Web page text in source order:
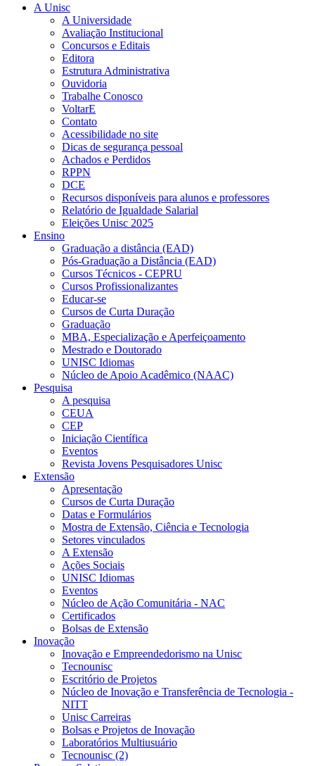
A Unisc
A Universidade
Avaliação Institucional
Concursos e Editais
Editora
Estrutura Administrativa
Ouvidoria
Trabalhe Conosco
VoltarE
Contato
Acessibilidade no site
Dicas de segurança pessoal
Achados e Perdidos
RPPN
DCE
Recursos disponíveis para alunos e professores
Relatório de Igualdade Salarial
Eleições Unisc 2025
Ensino
Graduação a distância (EAD)
Pós-Graduação a Distância (EAD)
Cursos Técnicos - CEPRU
Cursos Profissionalizantes
Educar-se
Cursos de Curta Duração
Graduação
MBA, Especialização e Aperfeiçoamento
Mestrado e Doutorado
UNISC Idiomas
Núcleo de Apoio Acadêmico (NAAC)
Pesquisa
A pesquisa
CEUA
CEP
Iniciação Científica
Eventos
Revista Jovens Pesquisadores Unisc
Extensão
Apresentação
Cursos de Curta Duração
Datas e Formulários
Mostra de Extensão, Ciência e Tecnologia
Setores vinculados
A Extensão
Ações Sociais
UNISC Idiomas
Eventos
Núcleo de Ação Comunitária - NAC
Certificados
Bolsas de Extensão
Inovação
Inovação e Empreendedorismo na Unisc
Tecnounisc
Escritório de Projetos
Núcleo de Inovação e Transferência de Tecnologia -
NITT
Unisc Carreiras
Bolsas e Projetos de Inovação
Laboratórios Multiusuário
Tecnounisc (2)